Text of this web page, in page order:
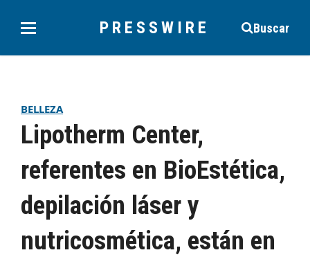
PRESSWIRE Buscar
BELLEZA
Lipotherm Center,
referentes en BioEstética,
depilación láser y
nutricosmética, están en